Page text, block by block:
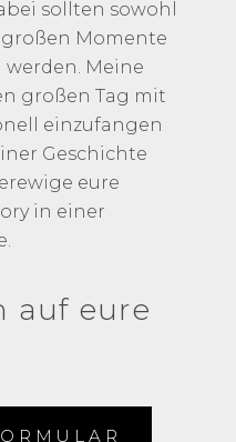
sollten sowohl
Momente
werden. Meine
großen Tag mit
einzufangen
Geschichte
eure
in einer
auf eure